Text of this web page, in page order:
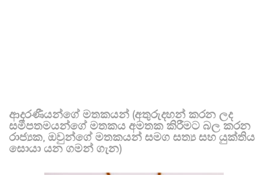
ආදරණීයන්ගේ මතකයන් (අතුරුදහන් කරන ලද
සමීපතමයන්ගේ මතකය අමතක කිරීමට බල කරන
රාජ්‍යක, ඔවුන්ගේ මතකයන් සමග සත්‍ය සහ යුක්තිය
සොයා යන ගමන් ගැන)